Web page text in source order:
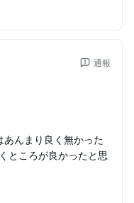
通報
んまり良く無かった
ところが良かったと思